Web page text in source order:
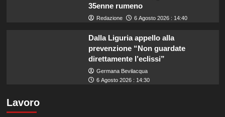
35enne rumeno
Redazione 6 Agosto 2026 : 14:40
Dalla Liguria appello alla
prevenzione “Non guardate
direttamente l’eclissi”
Germana Bevilacqua
6 Agosto 2026 : 14:30
Lavoro